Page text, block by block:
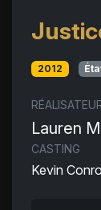
2012
Lauren
CASTING
Kevin